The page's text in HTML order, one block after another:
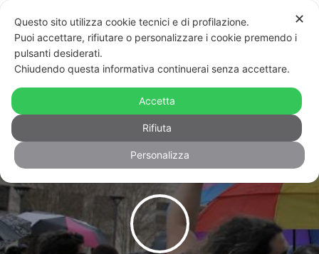
Trans: in Francia, niente più
intervento per cambiare genere
ufficialmente
✕
Questo sito utilizza cookie tecnici e di profilazione.
Puoi accettare, rifiutare o personalizzare i cookie premendo i
pulsanti desiderati.
Chiudendo questa informativa continuerai senza accettare.
Accetta
Rifiuta
Personalizza